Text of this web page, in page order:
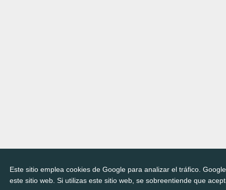
Este sitio emplea cookies de Google para analizar el tráfico.
este sitio web. Si utilizas este sitio web, se sobreentiende que